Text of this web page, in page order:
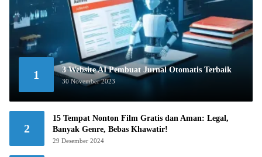
1 3 Website AI Pembuat Jurnal Otomatis Terbaik
30 November 2023
2
15 Tempat Nonton Film Gratis dan Aman: Legal,
Banyak Genre, Bebas Khawatir!
29 Desember 2024